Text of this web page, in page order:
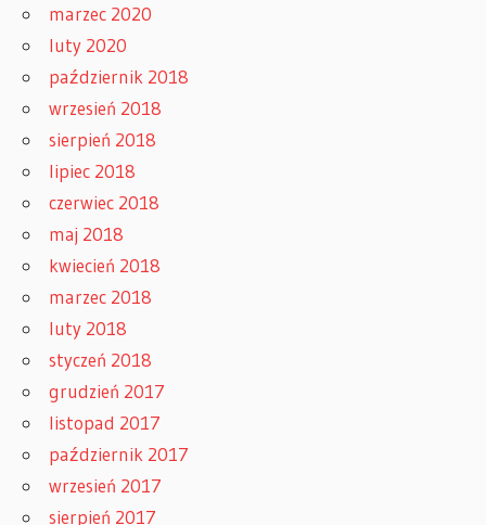
marzec 2020
luty 2020
październik 2018
wrzesień 2018
sierpień 2018
lipiec 2018
czerwiec 2018
maj 2018
kwiecień 2018
marzec 2018
luty 2018
styczeń 2018
grudzień 2017
listopad 2017
październik 2017
wrzesień 2017
sierpień 2017